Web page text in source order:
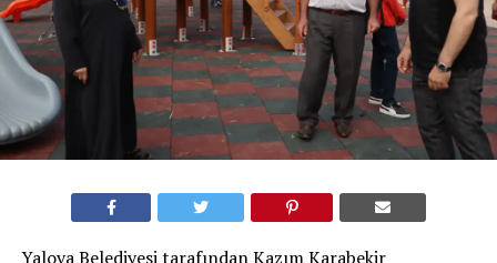
Yalova Belediyesi tarafından Kazım Karabekir